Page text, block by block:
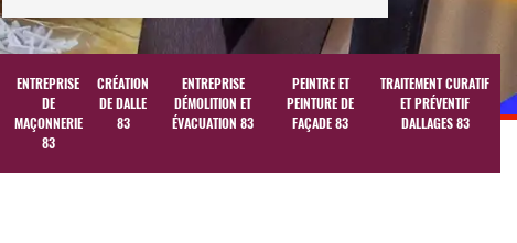
ENTREPRISE
DE
MAÇONNERIE
83
CRÉATION
DE DALLE
83
ENTREPRISE
DÉMOLITION ET
ÉVACUATION 83
PEINTRE ET
PEINTURE DE
FAÇADE 83
TRAITEMENT CURATIF
ET PRÉVENTIF
DALLAGES 83